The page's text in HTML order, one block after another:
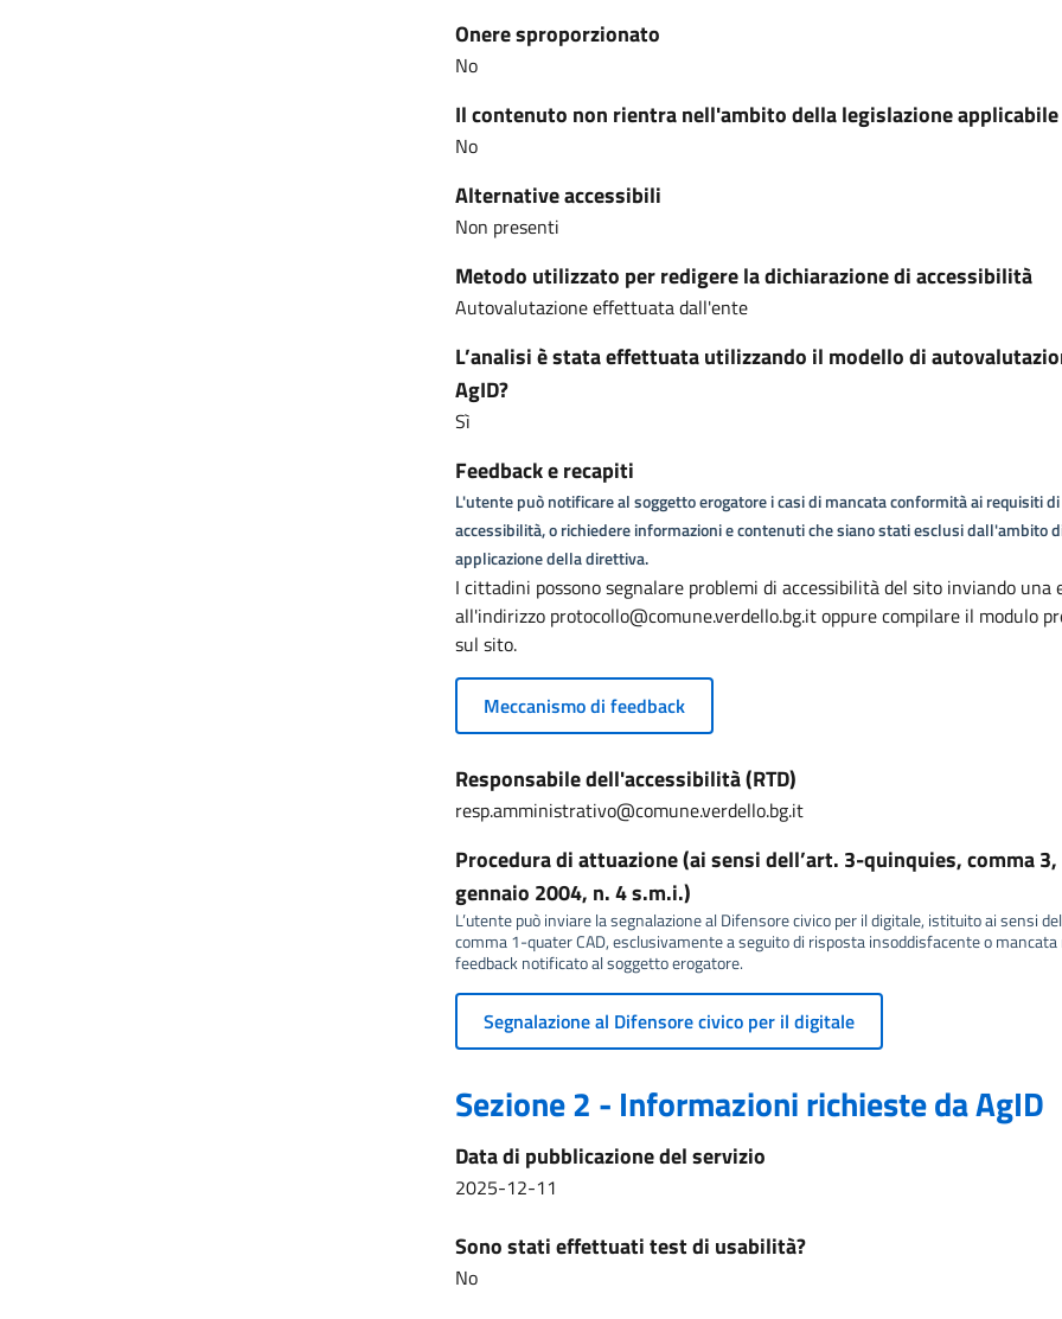
Onere sproporzionato
No
Il contenuto non rientra nell'ambito della legislazione applicabile
No
Alternative accessibili
Non presenti
Metodo utilizzato per redigere la dichiarazione di accessibilità
Autovalutazione effettuata dall'ente
L’analisi è stata effettuata utilizzando il modello di
AgID?
Sì
Feedback e recapiti
L'utente può notificare al soggetto erogatore i casi di mancata conformità ai requisiti di
accessibilità, o richiedere informazioni e contenuti che siano stati esclusi dall'ambito
applicazione della direttiva.
I cittadini possono segnalare problemi di accessibilità del sito inviando una
all'indirizzo protocollo@comune.verdello.bg.it oppure compilare il modulo
sul sito.
Meccanismo di feedback
Responsabile dell'accessibilità (RTD)
resp.amministrativo@comune.verdello.bg.it
Procedura di attuazione (ai sensi dell’art. 3-quinquies, comma 3,
gennaio 2004, n. 4 s.m.i.)
L’utente può inviare la segnalazione al Difensore civico per il digitale, istituito ai sensi
comma 1-quater CAD, esclusivamente a seguito di risposta insoddisfacente o
feedback notificato al soggetto erogatore.
Segnalazione al Difensore civico per il digitale
Sezione 2 - Informazioni richieste da AgID
Data di pubblicazione del servizio
2025-12-11
Sono stati effettuati test di usabilità?
No